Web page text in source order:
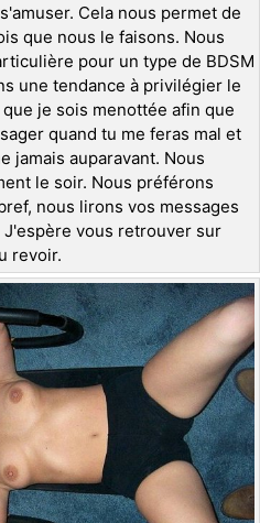
Cela nous permet de
que nous le faisons. Nous
pour un type de BDSM
une tendance à privilégier le
je sois menottée afin que
quand tu me feras mal et
jamais auparavant. Nous
le soir. Nous préférons
nous lirons vos messages
vous retrouver sur
revoir.